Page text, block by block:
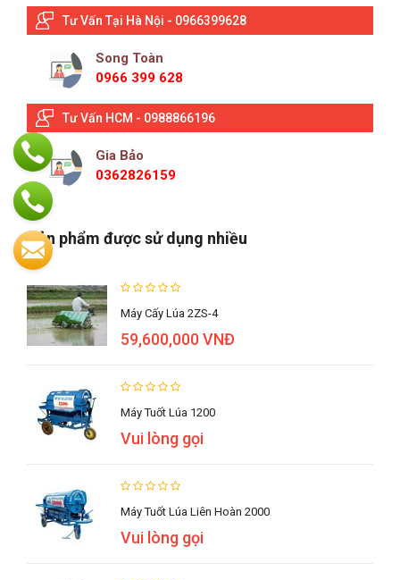
Tư Vấn Tại Hà Nội - 0966399628
Song Toàn
0966 399 628
Tư Vấn HCM - 0988866196
Gia Bảo
0362826159
Sản phẩm được sử dụng nhiều
Máy Cấy Lúa 2ZS-4
59,600,000 VNĐ
Máy Tuốt Lúa 1200
Vui lòng gọi
Máy Tuốt Lúa Liên Hoàn 2000
Vui lòng gọi